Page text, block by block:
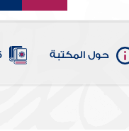
حول المكتبة